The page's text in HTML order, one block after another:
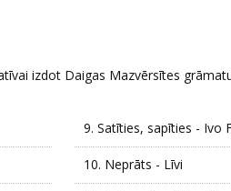
izdot Daigas Mazvērsītes
9. Satīties, sapīties - Ivo
10. Neprāts - Līvi